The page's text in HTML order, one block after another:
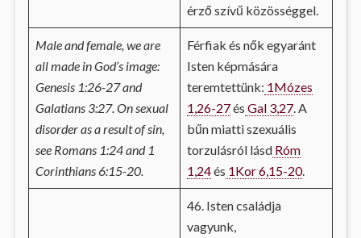
érző szívű közösséggel.
Male and female, we are
all made in God’s image:
Genesis 1:26-27 and
Galatians 3:27. On sexual
disorder as a result of sin,
see Romans 1:24 and 1
Corinthians 6:15-20.
Férfiak és nők egyaránt
Isten képmására
teremtettünk: 1Mózes
1,26-27és Gal 3,27. A
bűn miatti szexuális
torzulásról lásdRóm
1,24és 1Kor 6,15-20.
46. Isten családja
vagyunk,